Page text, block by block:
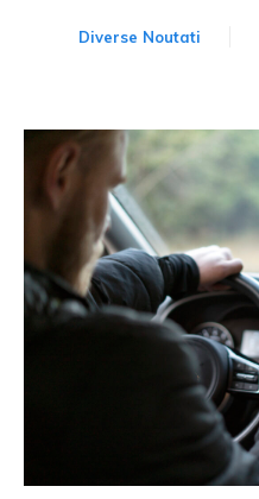
Diverse Noutati